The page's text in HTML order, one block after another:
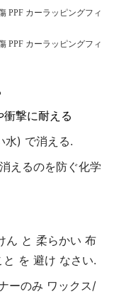
撃に耐える
水) で消える.
えるのを防ぐ化学
ん と 柔らかい 布
を 避け なさい.
ーのみ ワックス/